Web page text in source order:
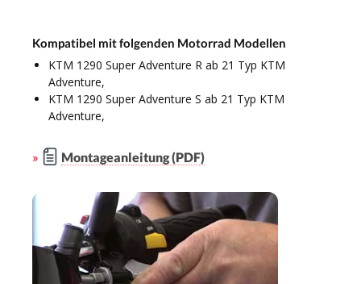
Kompatibel mit folgenden Motorrad Modellen
KTM 1290 Super Adventure R ab 21 Typ KTM
Adventure,
KTM 1290 Super Adventure S ab 21 Typ KTM
Adventure,
» Montageanleitung (PDF)